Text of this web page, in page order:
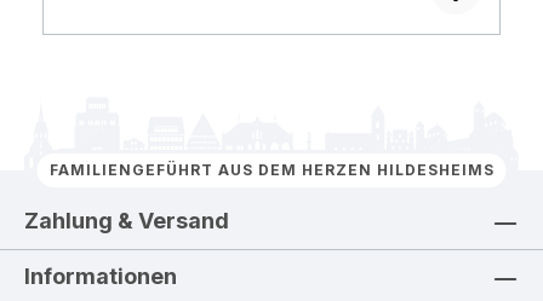
FAMILIENGEFÜHRT AUS DEM HERZEN HILDESHEIMS
Zahlung & Versand
Informationen